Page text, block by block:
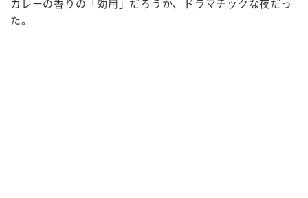
カレーの香りの「効用」だろうか、ドラマチックな夜だっ
た。